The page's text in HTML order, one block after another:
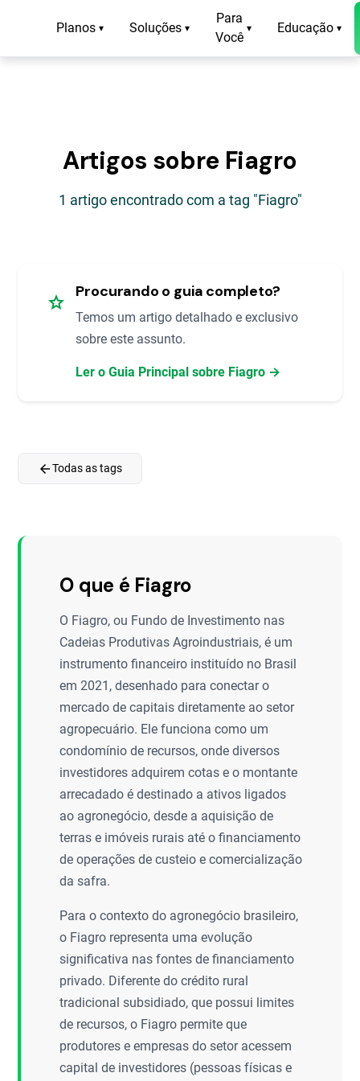
Planos ▾ Soluções ▾
Para
Você
▾ Educação ▾
Artigos sobre Fiagro
1 artigo encontrado com a tag "Fiagro"
star Procurando o guia completo?
Temos um artigo detalhado e exclusivo
sobre este assunto.
Ler o Guia Principal sobre Fiagro →
arrow_backTodas as tags
O que é Fiagro
O Fiagro, ou Fundo de Investimento nas
Cadeias Produtivas Agroindustriais, é um
instrumento financeiro instituído no Brasil
em 2021, desenhado para conectar o
mercado de capitais diretamente ao setor
agropecuário. Ele funciona como um
condomínio de recursos, onde diversos
investidores adquirem cotas e o montante
arrecadado é destinado a ativos ligados
ao agronegócio, desde a aquisição de
terras e imóveis rurais até o financiamento
de operações de custeio e comercialização
da safra.
Para o contexto do agronegócio brasileiro,
o Fiagro representa uma evolução
significativa nas fontes de financiamento
privado. Diferente do crédito rural
tradicional subsidiado, que possui limites
de recursos, o Fiagro permite que
produtores e empresas do setor acessem
capital de investidores (pessoas físicas e